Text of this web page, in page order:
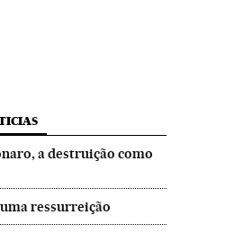
a destruição como
ressurreição